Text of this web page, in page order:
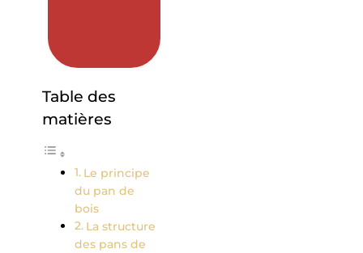
Table des
matières
Le principe
du pan de
bois
La structure
des pans de